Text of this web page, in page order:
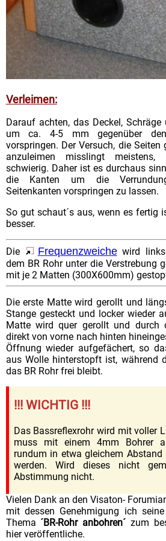
Verleimen:
Darauf achten, das Deckel,
um ca. 4-5 mm gegenüber
vorspringen. Der Versuch, die
anzuleimen misslingt
schwierig. Daher ist es durchaus
die Kanten um die
Seitenkanten vorspringen zu lassen.
So gut schaut´s aus, wenn es fertig
besser.
Die Frequenzweichewird links oder rechts neben
dem BR Rohr unter die Verstrebung gelegt. Jede
mit je 2 Matten (300X600mm)
Die erste Matte wird gerollt und
Stange gesteckt und locker wieder
Matte wird quer gerollt und durch
direkt von vorne nach hinten
Öffnung wieder aufgefächert, so
aus Wolle hinterstopft ist, während
das BR Rohr frei bleibt.
!!! WICHTIG !!!
Das Bassreflexrohr wird mit voller
muss mit einem 4mm Bohrer
rundum in etwa gleichem
werden. Wird dieses nicht gemacht, passt die
Abstimmung nicht.
Vielen Dank an den Visaton-
mit dessen Genehmigung ich
Thema ´BR-Rohr anbohren´zum
hier veröffentliche.